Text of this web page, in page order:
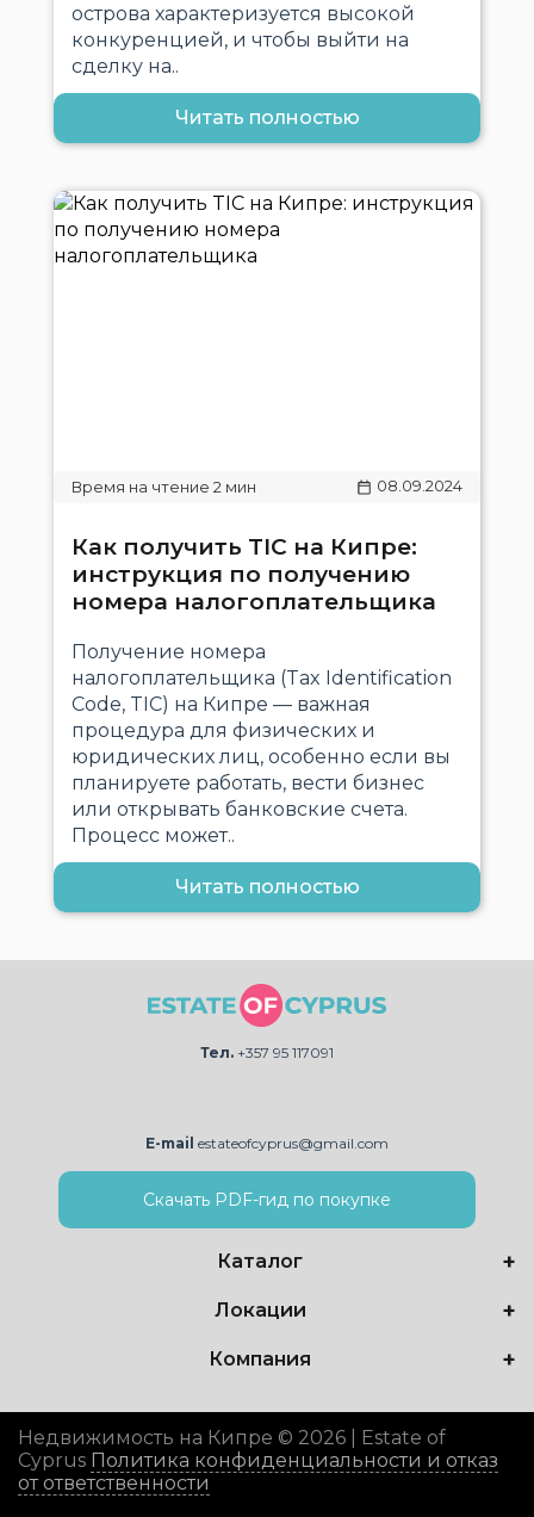
острова характеризуется высокой
конкуренцией, и чтобы выйти на
сделку на..
Читать полностью
08.09.2024
Как получить TIC на Кипре:
инструкция по получению
номера налогоплательщика
Получение номера
налогоплательщика (Tax Identification
Code, TIC) на Кипре — важная
процедура для физических и
юридических лиц, особенно если вы
планируете работать, вести бизнес
или открывать банковские счета.
Процесс может..
Читать полностью
Тел. +357 95 117091
E-mail estateofcyprus@gmail.com
Скачать PDF-гид по покупке
Каталог
Локации
Компания
Недвижимость на Кипре © 2026 | Estate of
Cyprus Политика конфиденциальности и отказ
от ответственности